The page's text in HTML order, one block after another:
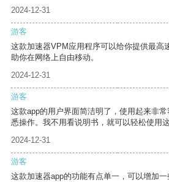
2024-12-31
游客
这款加速器VPM应用程序可以给你提供最高
助你在网络上自由移动。
2024-12-31
游客
这款app的用户界面简洁明了，使用起来非
悉操作。我不用看说明书，就可以轻松使用这
2024-12-31
游客
这款加速器app的功能有点单一，可以增加